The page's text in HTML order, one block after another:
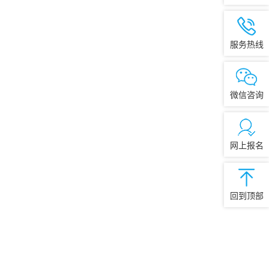
服务热线
微信咨询
网上报名
回到顶部